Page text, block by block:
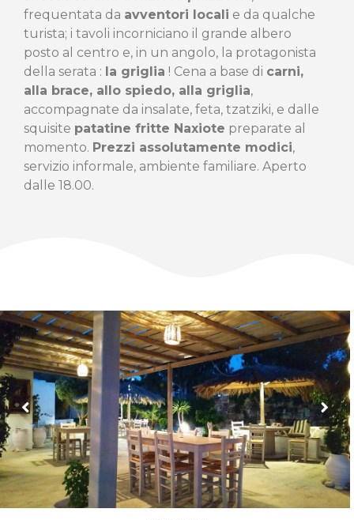
frequentata da avventori locali e da qualche
turista; i tavoli incorniciano il grande albero
posto al centro e, in un angolo, la protagonista
della serata : la griglia ! Cena a base di carni,
alla brace, allo spiedo, alla griglia,
accompagnate da insalate, feta, tzatziki, e dalle
squisite patatine fritte Naxiote preparate al
momento. Prezzi assolutamente modici,
servizio informale, ambiente familiare. Aperto
dalle 18.00.